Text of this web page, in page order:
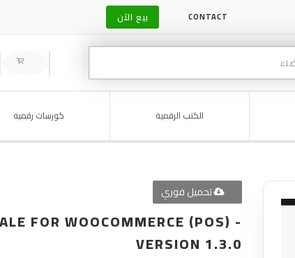
CONTACT بيع الآن
الكتب الرقمية كورسات رقمية
تحميل فوري
FOR WOOCOMMERCE (POS) -
VERSION 1.3.0